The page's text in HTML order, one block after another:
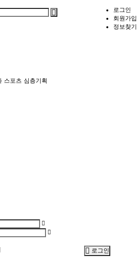
로그인
회원가입
정보찾기
스포츠 심층기획
로그인